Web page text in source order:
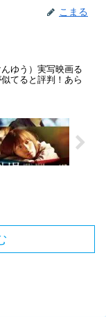
こまる
ゆう）実写映画る
てると評判！あら